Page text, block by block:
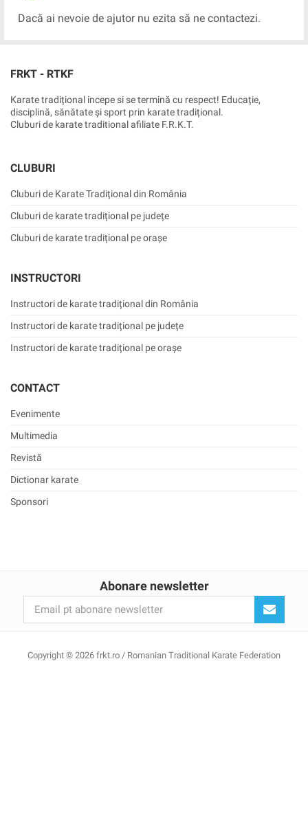
Dacă ai nevoie de ajutor nu ezita să ne contactezi.
FRKT - RTKF
Karate tradițional incepe si se termină cu respect! Educație,
disciplină, sănătate și sport prin karate tradițional.
Cluburi de karate traditional afiliate F.R.K.T.
CLUBURI
Cluburi de Karate Tradițional din România
Cluburi de karate tradițional pe județe
Cluburi de karate tradițional pe orașe
INSTRUCTORI
Instructori de karate tradițional din România
Instructori de karate tradițional pe județe
Instructori de karate tradițional pe orașe
CONTACT
Evenimente
Multimedia
Revistă
Dictionar karate
Sponsori
Abonare newsletter
Copyright © 2026 frkt.ro / Romanian Traditional Karate Federation